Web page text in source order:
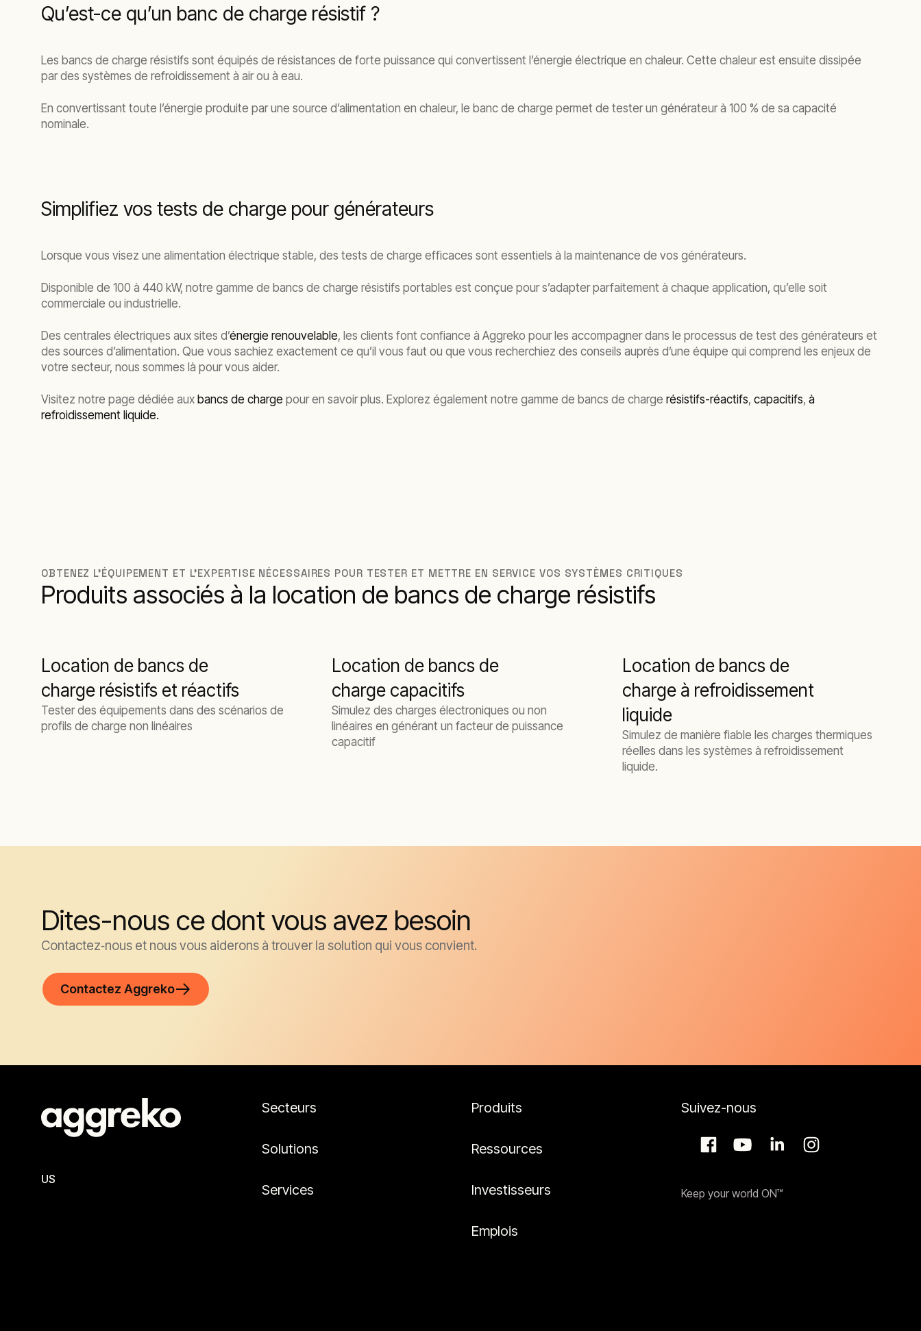
Qu’est-ce qu’un banc de charge résistif ?
Les bancs de charge résistifs sont équipés de résistances de forte puissance qui convertissent l’énergie électrique en chaleur. Cette chaleur est ensuite dissipée
par des systèmes de refroidissement à air ou à eau.
En convertissant toute l’énergie produite par une source d’alimentation en chaleur, le banc de charge permet de tester un générateur à 100 % de sa capacité
nominale.
Simplifiez vos tests de charge pour générateurs
Lorsque vous visez une alimentation électrique stable, des tests de charge efficaces sont essentiels à la maintenance de vos générateurs.
Disponible de 100 à 440 kW, notre gamme de bancs de charge résistifs portables est conçue pour s’adapter parfaitement à chaque application, qu’elle soit
commerciale ou industrielle.
Des centrales électriques aux sites d’énergie renouvelable, les clients font confiance à Aggreko pour les accompagner dans le processus de test des générateurs et
des sources d’alimentation. Que vous sachiez exactement ce qu’il vous faut ou que vous recherchiez des conseils auprès d’une équipe qui comprend les enjeux de
votre secteur, nous sommes là pour vous aider.
Visitez notre page dédiée aux bancs de charge pour en savoir plus. Explorez également notre gamme de bancs de charge résistifs-réactifs, capacitifs, à
refroidissement liquide.
OBTENEZ L’ÉQUIPEMENT ET L’EXPERTISE NÉCESSAIRES POUR TESTER ET METTRE EN SERVICE VOS SYSTÈMES CRITIQUES
Produits associés à la location de bancs de charge résistifs
Location de bancs de
charge résistifs et réactifs
Tester des équipements dans des scénarios de
profils de charge non linéaires
Location de bancs de
charge capacitifs
Simulez des charges électroniques ou non
linéaires en générant un facteur de puissance
capacitif
Location de bancs de
charge à refroidissement
liquide
Simulez de manière fiable les charges thermiques
réelles dans les systèmes à refroidissement
liquide.
Dites-nous ce dont vous avez besoin
Contactez‑nous et nous vous aiderons à trouver la solution qui vous convient.
Contactez Aggreko
US
Secteurs
Solutions
Services
Produits
Ressources
Investisseurs
Emplois
Suivez-nous
Keep your world ON™